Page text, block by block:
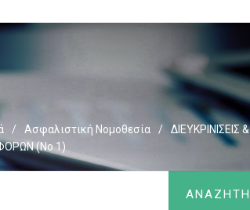
/ Ασφαλιστική Νομοθεσία /
ΔΙΕΥΚΡΙΝΙΣΕΙΣ &
(Νο 1)